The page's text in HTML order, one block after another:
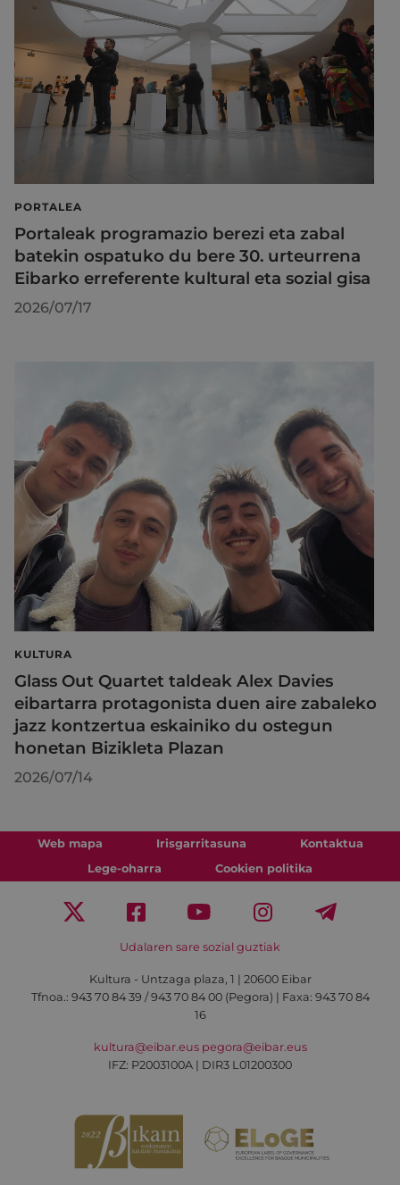
PORTALEA
Portaleak programazio berezi eta zabal
batekin ospatuko du bere 30. urteurrena
Eibarko erreferente kultural eta sozial gisa
2026/07/17
KULTURA
Glass Out Quartet taldeak Alex Davies
eibartarra protagonista duen aire zabaleko
jazz kontzertua eskainiko du ostegun
honetan Bizikleta Plazan
2026/07/14
Web mapa Irisgarritasuna
Kontaktua
Lege-oharra
Cookien politika
Udalaren sare sozial guztiak
Kultura - Untzaga plaza, 1 | 20600 Eibar
Tfnoa.: 943 70 84 39 / 943 70 84 00 (Pegora) | Faxa: 943 70 84
16
kultura@eibar.eus pegora@eibar.eus
IFZ: P2003100A | DIR3 L01200300